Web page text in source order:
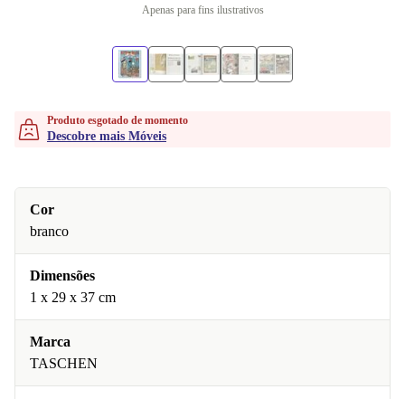
Apenas para fins ilustrativos
Produto esgotado de momento
Descobre mais Móveis
Cor
branco
Dimensões
1 x 29 x 37 cm
Marca
TASCHEN